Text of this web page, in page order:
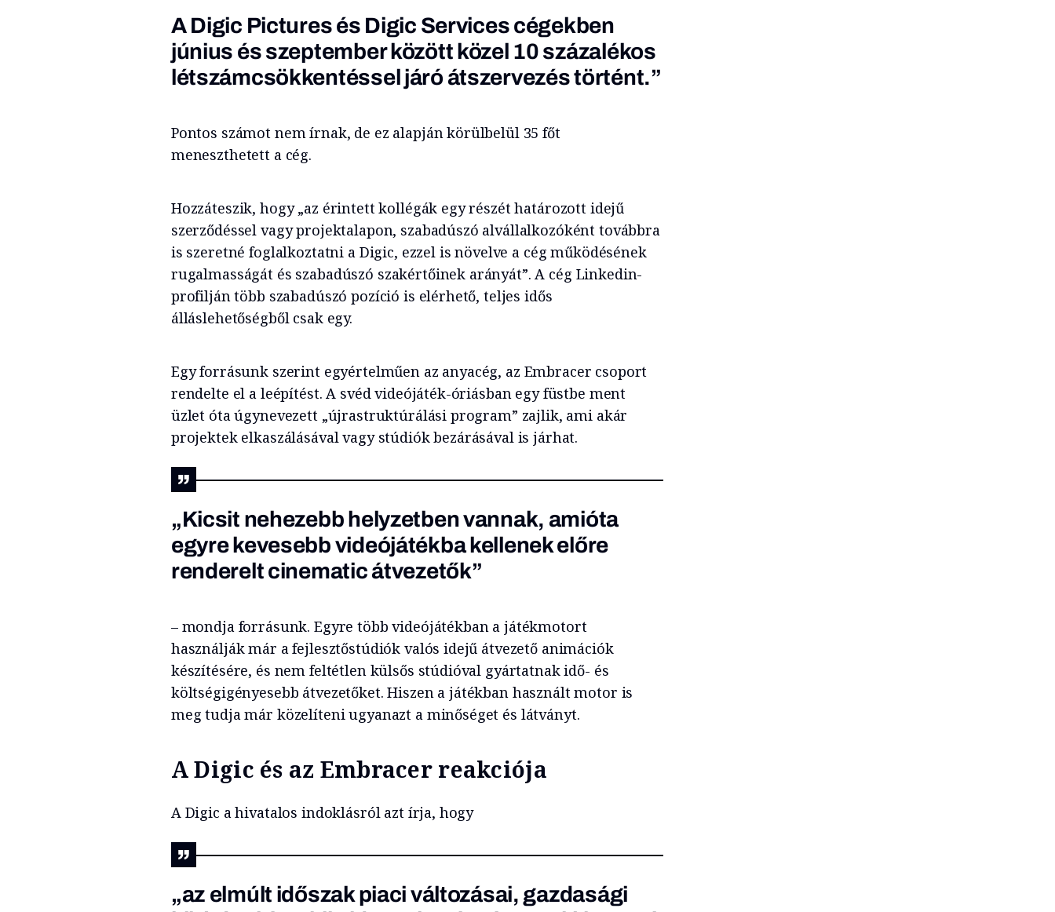
A Digic Pictures és Digic Services cégekben
június és szeptember között közel 10 százalékos
létszámcsökkentéssel járó átszervezés történt.”
Pontos számot nem írnak, de ez alapján körülbelül 35 főt
meneszthetett a cég.
Hozzáteszik, hogy „az érintett kollégák egy részét határozott idejű
szerződéssel vagy projektalapon, szabadúszó alvállalkozóként továbbra
is szeretné foglalkoztatni a Digic, ezzel is növelve a cég működésének
rugalmasságát és szabadúszó szakértőinek arányát”. A cég Linkedin-
profilján több szabadúszó pozíció is elérhető, teljes idős
álláslehetőségből csak egy.
Egy forrásunk szerint egyértelműen az anyacég, az Embracer csoport
rendelte el a leépítést. A svéd videójáték-óriásban egy füstbe ment
üzlet óta úgynevezett „újrastruktúrálási program” zajlik, ami akár
projektek elkaszálásával vagy stúdiók bezárásával is járhat.
„Kicsit nehezebb helyzetben vannak, amióta
egyre kevesebb videójátékba kellenek előre
renderelt cinematic átvezetők”
– mondja forrásunk. Egyre több videójátékban a játékmotort
használják már a fejlesztőstúdiók valós idejű átvezető animációk
készítésére, és nem feltétlen külsős stúdióval gyártatnak idő- és
költségigényesebb átvezetőket. Hiszen a játékban használt motor is
meg tudja már közelíteni ugyanazt a minőséget és látványt.
A Digic és az Embracer reakciója
A Digic a hivatalos indoklásról azt írja, hogy
„az elmúlt időszak piaci változásai, gazdasági